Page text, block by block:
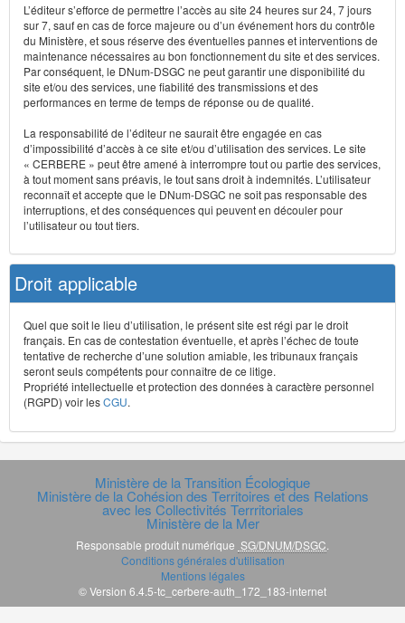
L’éditeur s’efforce de permettre l’accès au site 24 heures sur 24, 7 jours
sur 7, sauf en cas de force majeure ou d’un événement hors du contrôle
du Ministère, et sous réserve des éventuelles pannes et interventions de
maintenance nécessaires au bon fonctionnement du site et des services.
Par conséquent, le DNum-DSGC ne peut garantir une disponibilité du
site et/ou des services, une fiabilité des transmissions et des
performances en terme de temps de réponse ou de qualité.
La responsabilité de l’éditeur ne saurait être engagée en cas
d’impossibilité d’accès à ce site et/ou d’utilisation des services. Le site
« CERBERE » peut être amené à interrompre tout ou partie des services,
à tout moment sans préavis, le tout sans droit à indemnités. L’utilisateur
reconnaît et accepte que le DNum-DSGC ne soit pas responsable des
interruptions, et des conséquences qui peuvent en découler pour
l’utilisateur ou tout tiers.
Droit applicable
Quel que soit le lieu d’utilisation, le présent site est régi par le droit
français. En cas de contestation éventuelle, et après l’échec de toute
tentative de recherche d’une solution amiable, les tribunaux français
seront seuls compétents pour connaître de ce litige.
Propriété intellectuelle et protection des données à caractère personnel
(RGPD) voir lesCGU.
Ministère de la Transition Écologique
Ministère de la Cohésion des Territoires et des Relations
avec les Collectivités Terrritoriales
Ministère de la Mer
Responsable produit numérique SG/DNUM/DSGC
Conditions générales d'utilisation
Mentions légales
© Version 6.4.5-tc_cerbere-auth_172_183-internet